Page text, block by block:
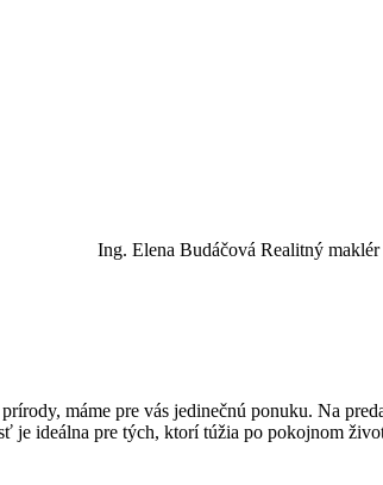
Ing. Elena Budáčová Realitný maklér
máme pre vás jedinečnú ponuku. Na
ideálna pre tých, ktorí túžia po pokojnom